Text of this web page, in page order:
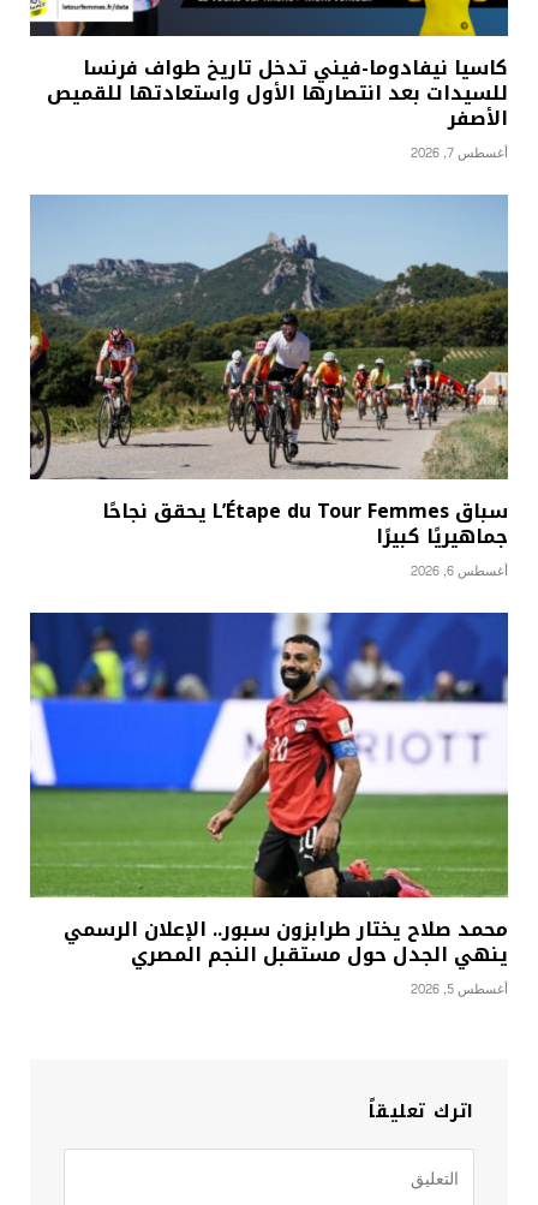
كاسيا نيفادوما-فيني تدخل تاريخ طواف فرنسا
للسيدات بعد انتصارها الأول واستعادتها للقميص
الأصفر
أغسطس 7, 2026
سباق L’Étape du Tour Femmes يحقق نجاحًا
جماهيريًا كبيرًا
أغسطس 6, 2026
محمد صلاح يختار طرابزون سبور.. الإعلان الرسمي
ينهي الجدل حول مستقبل النجم المصري
أغسطس 5, 2026
اترك تعليقاً